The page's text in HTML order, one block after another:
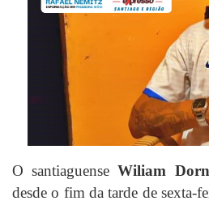
O santiaguenseWiliam
desde o fim da tarde de sexta-